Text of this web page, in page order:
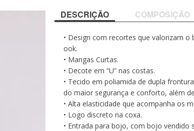
DESCRIÇÃO COMPOSIÇÃO
• Design com recortes que valorizam
ook.
• Mangas Curtas.
• Decote em “U” nas costas.
• Tecido em poliamida de dupla
do maior segurança e conforto, além
• Alta elasticidade que acompanha os
• Logo discreto na coxa.
• Entrada para bojo, com bojo vendido